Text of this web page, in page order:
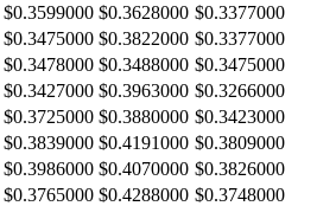
$0.3599000 $0.3628000 $0.3377000
$0.3475000 $0.3822000 $0.3377000
$0.3478000 $0.3488000 $0.3475000
$0.3427000 $0.3963000 $0.3266000
$0.3725000 $0.3880000 $0.3423000
$0.3839000 $0.4191000 $0.3809000
$0.3986000 $0.4070000 $0.3826000
$0.3765000 $0.4288000 $0.3748000